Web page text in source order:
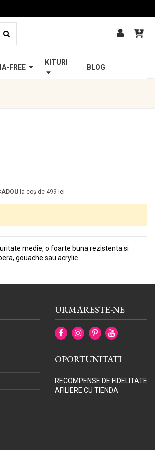
FREE
KITURI
BLOG
la coș de 499 lei
medie, o foarte buna rezistenta si
gouache sau acrylic.
URMARESTE-NE
OPORTUNITATI
RECOMPENSE DE FIDELITATE
AFILIERE CU TIENDA